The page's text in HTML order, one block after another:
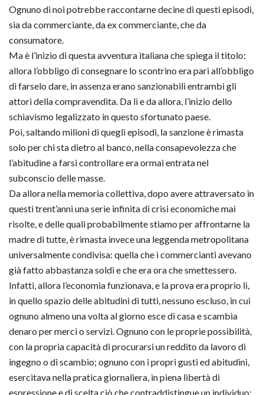
Ognuno di noi potrebbe raccontarne decine di questi episodi,
sia da commerciante, da ex commerciante, che da
consumatore.
Ma è l’inizio di questa avventura italiana che spiega il titolo:
allora l’obbligo di consegnare lo scontrino era pari all’obbligo
di farselo dare, in assenza erano sanzionabili entrambi gli
attori della compravendita. Da lì e da allora, l’inizio dello
schiavismo legalizzato in questo sfortunato paese.
Poi, saltando milioni di quegli episodi, la sanzione è rimasta
solo per chi sta dietro al banco, nella consapevolezza che
l’abitudine a farsi controllare era ormai entrata nel
subconscio delle masse.
Da allora nella memoria collettiva, dopo avere attraversato in
questi trent’anni una serie infinita di crisi economiche mai
risolte, e delle quali probabilmente stiamo per affrontarne la
madre di tutte, è rimasta invece una leggenda metropolitana
universalmente condivisa: quella che i commercianti avevano
già fatto abbastanza soldi e che era ora che smettessero.
Infatti, allora l’economia funzionava, e la prova era proprio lì,
in quello spazio delle abitudini di tutti, nessuno escluso, in cui
ognuno almeno una volta al giorno esce di casa e scambia
denaro per merci o servizi. Ognuno con le proprie possibilità,
con la propria capacità di procurarsi un reddito da lavoro di
ingegno o di scambio; ognuno con i propri gusti ed abitudini,
esercitava nella pratica giornaliera, in piena libertà di
espressione e di scelta ciò che contraddistingue un individuo: